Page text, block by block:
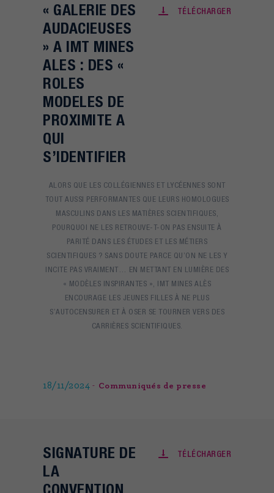
« GALERIE DES
AUDACIEUSES
» A IMT MINES
ALES : DES «
ROLES
MODELES DE
PROXIMITE A
QUI
S’IDENTIFIER
TÉLÉCHARGER
ALORS QUE LES COLLÉGIENNES ET LYCÉENNES SONT
TOUT AUSSI PERFORMANTES QUE LEURS HOMOLOGUES
MASCULINS DANS LES MATIÈRES SCIENTIFIQUES,
POURQUOI NE LES RETROUVE-T-ON PAS ENSUITE À
PARITÉ DANS LES ÉTUDES ET LES MÉTIERS
SCIENTIFIQUES ? SANS DOUTE PARCE QU’ON NE LES Y
INCITE PAS VRAIMENT… EN METTANT EN LUMIÈRE DES
« MODÈLES INSPIRANTES », IMT MINES ALÈS
ENCOURAGE LES JEUNES FILLES À NE PLUS
S’AUTOCENSURER ET À OSER SE TOURNER VERS DES
CARRIÈRES SCIENTIFIQUES.
18/11/2024 Communiqués de presse
SIGNATURE DE
LA
TÉLÉCHARGER